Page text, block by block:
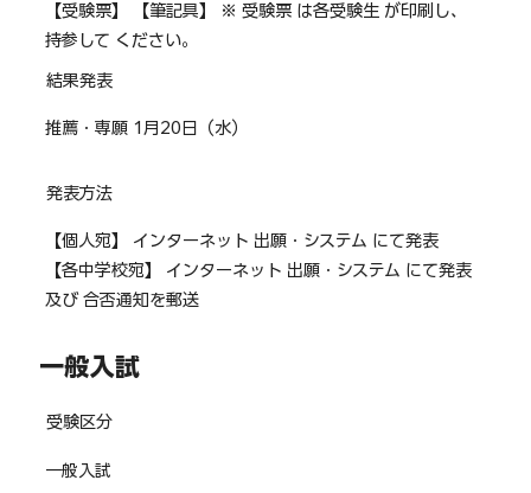
【受験票】 【筆記具】 ※ 受験票 は各受験生 が印刷し、
持参して ください。
結果発表
推薦・専願 1月20日（水）
発表方法
【個人宛】 インターネット 出願・システム にて発表
【各中学校宛】 インターネット 出願・システム にて発表
及び 合否通知を郵送
一般入試
受験区分
一般入試